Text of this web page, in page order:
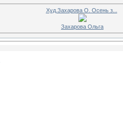
Худ.Захарова О. Осень з...
Захарова Ольга